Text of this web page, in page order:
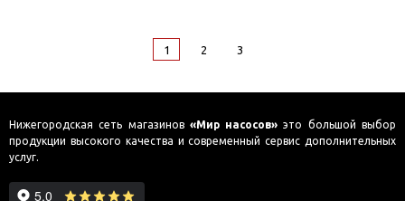
1 2 3
Нижегородская сеть магазинов «Мир насосов» это большой выбор
продукции высокого качества и современный сервис дополнительных
услуг.